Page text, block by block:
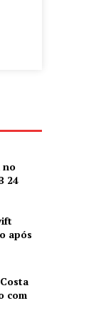
no
24
após
com